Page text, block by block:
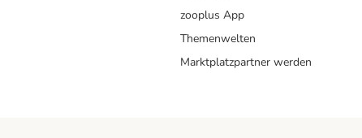
zooplus App
Themenwelten
Marktplatzpartner werden